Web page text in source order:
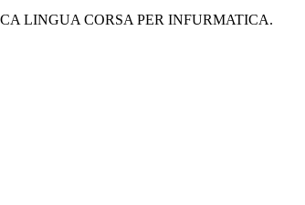
LINGUA CORSA PER INFURMATICA.